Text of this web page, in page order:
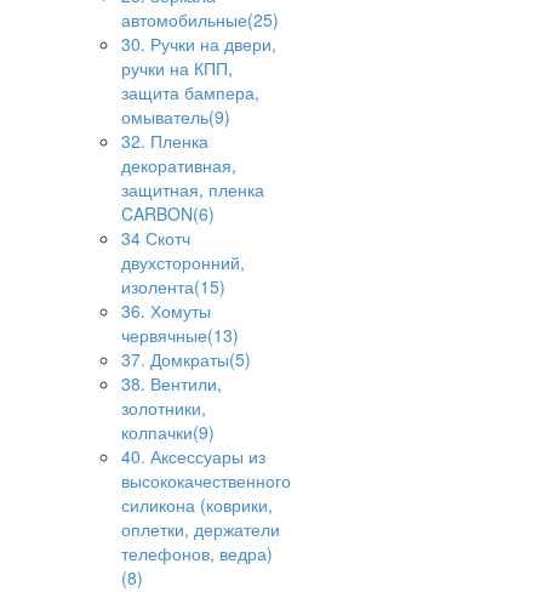
автомобильные(25)
30. Ручки на двери,
ручки на КПП,
защита бампера,
омыватель(9)
32. Пленка
декоративная,
защитная, пленка
CARBON(6)
34 Скотч
двухсторонний,
изолента(15)
36. Хомуты
червячные(13)
37. Домкраты(5)
38. Вентили,
золотники,
колпачки(9)
40. Аксессуары из
высококачественного
силикона (коврики,
оплетки, держатели
телефонов, ведра)
(8)